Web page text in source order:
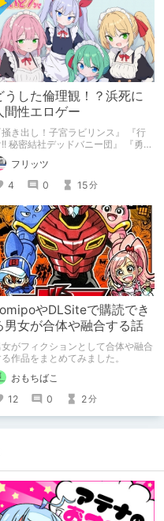
うした倫理観！？浜死に
間性エロゲー
掻き出し！子宮ラビリンス』 『行
!! 秘密結社デッドバニー団』 『勇者
アとツンツン猫サキュバス ~それで
者はコロせない!~』 『めいどいん
』 本記事はねくすとテーマ
人に薦めづらいけど好きな作
」”ではない”です。 好きだったら人
薦めるのは当たり前だよなぁ！？
フリッツ
4
0 15分
やDLSiteで購読でき
男女が合体や融合する話
女がフィクションとして合体や融合
作品をまとめてみました。
おもちばこ
12
0 2分